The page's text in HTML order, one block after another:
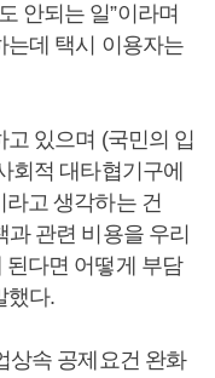
안되는 일”이라며
는데 택시 이용자는
고 있으며 (국민의 입
회적 대타협기구에
고 생각하는 건
과 관련 비용을 우리
다면 어떻게 부담
했다.
상속 공제요건 완화